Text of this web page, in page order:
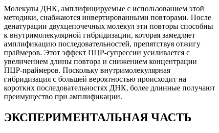
Молекулы ДНК, амплифицируемые с использованием этой
методики, снабжаются инвертированными повторами. После
денатурации двухцепочечных молекул эти повторы способны
к внутримолекулярной гибридизации, которая замедляет
амплификацию последовательностей, препятствуя отжигу
праймеров. Этот эффект ПЦР-супрессии усиливается с
увеличением длины повтора и снижением концентрации
ПЦР-праймеров. Поскольку внутримолекулярная
гибридизация с большей вероятностью происходит на
коротких последовательностях ДНК, более длинные получают
преимущество при амплификации.
ЭКСПЕРИМЕНТАЛЬНАЯ ЧАСТЬ